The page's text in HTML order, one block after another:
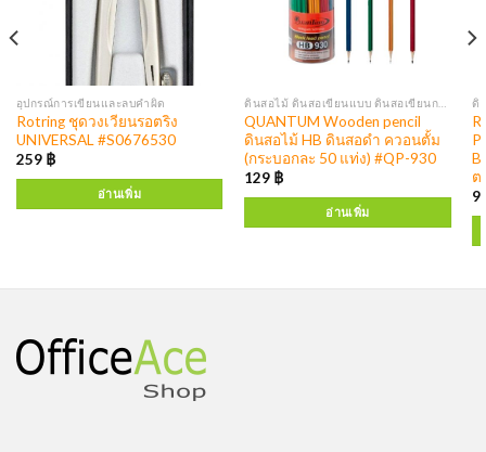
อุปกรณ์การเขียนและลบคำผิด
Rotring ชุดวงเวียนรอตริง
UNIVERSAL #S0676530
259 ฿
อ่านเพิ่ม
QUANTUM Wooden pencil
ดินสอไม้ HB ดินสอดำ ควอนตั้ม
(กระบอกละ 50 แท่ง) #QP-930
129 ฿
อ่านเพิ่ม
ต